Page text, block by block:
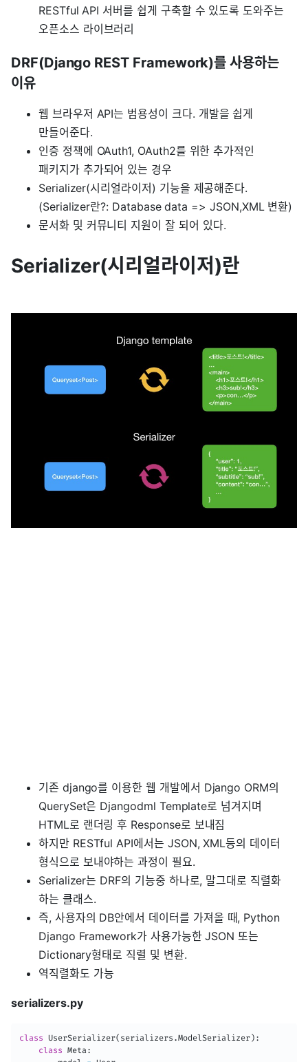
RESTful API 서버를 쉽게 구축할 수 있도록 도와주는
오픈소스 라이브러리
DRF(Django REST Framework)를 사용하는
이유
웹 브라우저 API는 범용성이 크다. 개발을 쉽게
만들어준다.
인증 정책에 OAuth1, OAuth2를 위한 추가적인
패키지가 추가되어 있는 경우
Serializer(시리얼라이저) 기능을 제공해준다.
(Serializer란?: Database data => JSON,XML 변환)
문서화 및 커뮤니티 지원이 잘 되어 있다.
Serializer(시리얼라이저)란
기존 django를 이용한 웹 개발에서 Django ORM의
QuerySet은 Djangodml Template로 넘겨지며
HTML로 랜더링 후 Response로 보내짐
하지만 RESTful API에서는 JSON, XML등의 데이터
형식으로 보내야하는 과정이 필요.
Serializer는 DRF의 기능중 하나로, 말그대로 직렬화
하는 클래스.
즉, 사용자의 DB안에서 데이터를 가져올 때, Python
Django Framework가 사용가능한 JSON 또는
Dictionary형태로 직렬 및 변환.
역직렬화도 가능
serializers.py
class UserSerializer( serializers .ModelSerializer) :
class Meta :